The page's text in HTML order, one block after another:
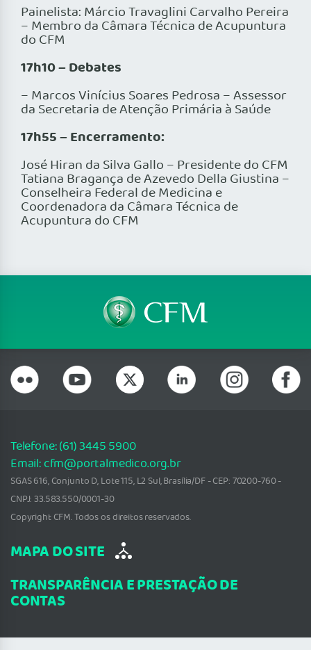
Painelista: Márcio Travaglini Carvalho Pereira
– Membro da Câmara Técnica de Acupuntura
do CFM
17h10 –Debates
– Marcos Vinícius Soares Pedrosa – Assessor
da Secretaria de Atenção Primária à Saúde
17h55 – Encerramento:
José Hiran da Silva Gallo – Presidente do CFM
Tatiana Bragança de Azevedo Della Giustina –
Conselheira Federal de Medicina e
Coordenadora da Câmara Técnica de
Acupuntura do CFM
Telefone: (61) 3445 5900
Email: cfm@portalmedico.org.br
SGAS 616, Conjunto D, Lote 115, L2 Sul, Brasília/DF - CEP: 70200-760 -
CNPJ: 33.583.550/0001-30
Copyright CFM. Todos os direitos reservados.
MAPA DO SITE
TRANSPARÊNCIA E PRESTAÇÃO DE
CONTAS